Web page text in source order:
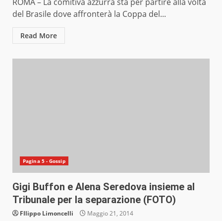
del Brasile dove affronterà la Coppa del...
Read More
Pagina 5 - Gossip
Gigi Buffon e Alena Seredova insieme al
Tribunale per la separazione (FOTO)
FIlippo Limoncelli Maggio 21, 2014